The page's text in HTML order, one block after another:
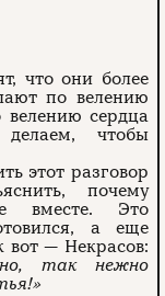
что они более
по велению
сердца
чтобы
этот разговор
почему
Это
а еще
вот — Некрасов:
так нежно